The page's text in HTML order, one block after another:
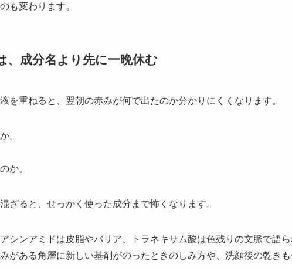
も変わります。
、成分名より先に一晩休む
を重ねると、翌朝の赤みが何で出たのか分かりにくくなります。
。
か。
ざると、せっかく使った成分まで怖くなります。
シンアミドは皮脂やバリア、トラネキサム酸は色残りの文脈で語
がある角層に新しい基剤がのったときのしみ方や、洗顔後の乾き